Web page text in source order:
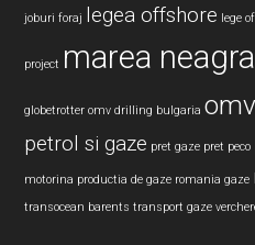
joburi foraj legea offshore lege
project marea neagra
globetrotter omv drilling bulgaria
petrol si gaze pret gaze pret peco
motorina productia de gaze romania gaze
transocean barents transport gaze